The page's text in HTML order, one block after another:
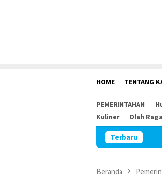
HOME TENTANG
PEMERINTAHAN
Kuliner
Olah Raga
Terbaru
Beranda